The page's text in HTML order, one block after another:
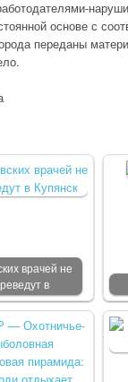
основе с
переданы
врачей не
в